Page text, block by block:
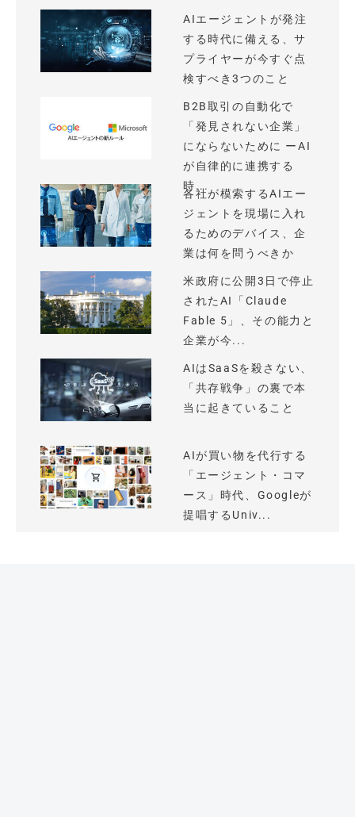
AIエージェントが発注
する時代に備える、サ
プライヤーが今すぐ点
検すべき3つのこと
B2B取引の自動化で
「発見されない企業」
にならないために ーAI
が自律的に連携する
時...
各社が模索するAIエー
ジェントを現場に入れ
るためのデバイス、企
業は何を問うべきか
米政府に公開3日で停止
されたAI「Claude
Fable 5」、その能力と
企業が今...
AIはSaaSを殺さない、
「共存戦争」の裏で本
当に起きていること
AIが買い物を代行する
「エージェント・コマ
ース」時代、Googleが
提唱するUniv...